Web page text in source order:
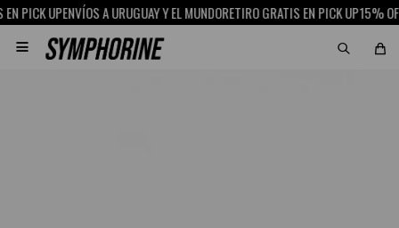
UPENVÍOS A URUGUAY Y EL MUNDORETIRO GRATIS EN PICK UP15% OFF CON
